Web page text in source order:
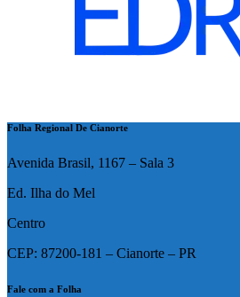
Folha Regional De Cianorte
Avenida Brasil, 1167 – Sala 3
Ed. Ilha do Mel
Centro
CEP: 87200-181 – Cianorte – PR
Fale com a Folha